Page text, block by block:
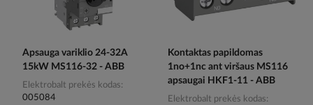
Apsauga variklio 24-32A
15kW MS116-32 - ABB
Elektrobalt prekės kodas
005084
Kontaktas papildomas
1no+1nc ant viršaus MS116
apsaugai HKF1-11 - ABB
Elektrobalt prekės kodas